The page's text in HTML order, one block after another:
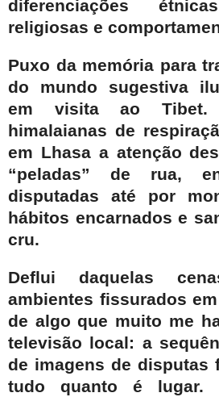
diferenciações
religiosas e
Puxo da memória para
do mundo sugestiva
em visita ao Tibet.
himalaianas de
em Lhasa a atenção
“peladas” de rua,
disputadas até por
hábitos encarnados e
cru.
Deflui daquelas
ambientes fissurados
de algo que muito me
televisão local: a
de imagens de disputas
tudo quanto é lugar.